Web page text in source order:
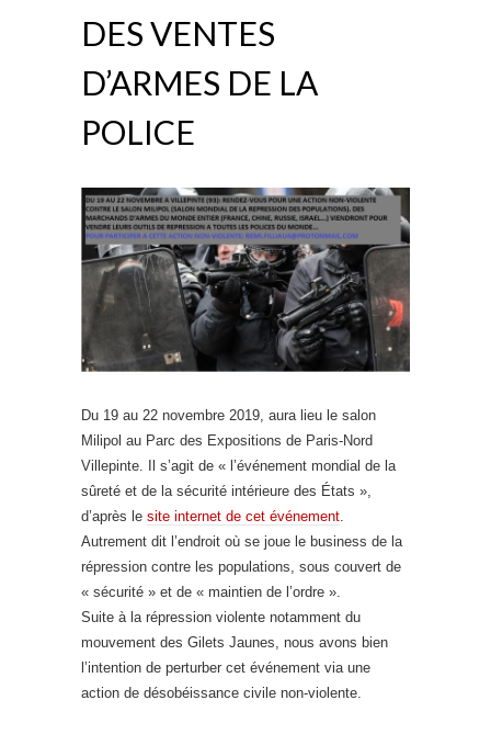
DES VENTES
D’ARMES DE LA
POLICE
Du 19 au 22 novembre 2019, aura lieu le salon
Milipol au Parc des Expositions de Paris-Nord
Villepinte. Il s’agit de « l’événement mondial de la
sûreté et de la sécurité intérieure des États »,
d’après le site internet de cet événement.
Autrement dit l’endroit où se joue le business de la
répression contre les populations, sous couvert de
« sécurité » et de « maintien de l’ordre ».
Suite à la répression violente notamment du
mouvement des Gilets Jaunes, nous avons bien
l’intention de perturber cet événement via une
action de désobéissance civile non-violente.